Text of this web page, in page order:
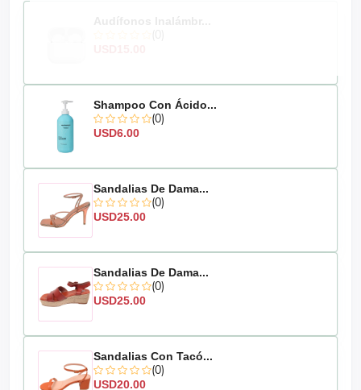
Shampoo Con Ácido...
(0)
USD6.00
Sandalias De Dama...
(0)
USD25.00
Sandalias De Dama...
(0)
USD25.00
Sandalias Con Tacó...
(0)
USD20.00